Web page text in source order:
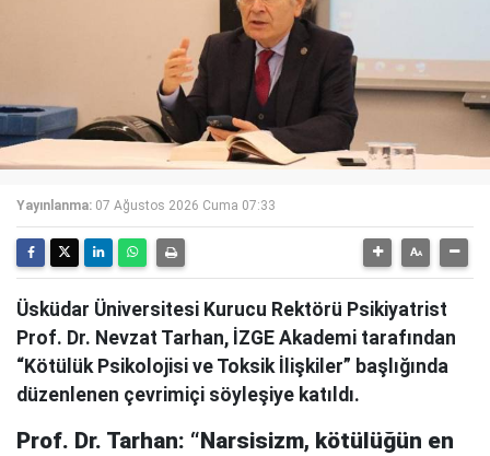
Yayınlanma: 07 Ağustos 2026 Cuma 07:33
Üsküdar Üniversitesi Kurucu Rektörü Psikiyatrist
Prof. Dr. Nevzat Tarhan, İZGE Akademi tarafından
“Kötülük Psikolojisi ve Toksik İlişkiler” başlığında
düzenlenen çevrimiçi söyleşiye katıldı.
Prof. Dr. Tarhan: “Narsisizm, kötülüğün en